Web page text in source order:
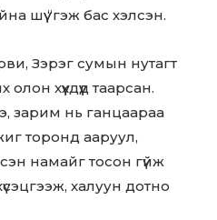
шүү “гэж бас хэлсэн.
Зэрэг сумын нутагт
хүүхдүүд таарсан.
зарим нь ганцаараа
торонд ааруул,
намайг тосон гүйж
халуун дотно